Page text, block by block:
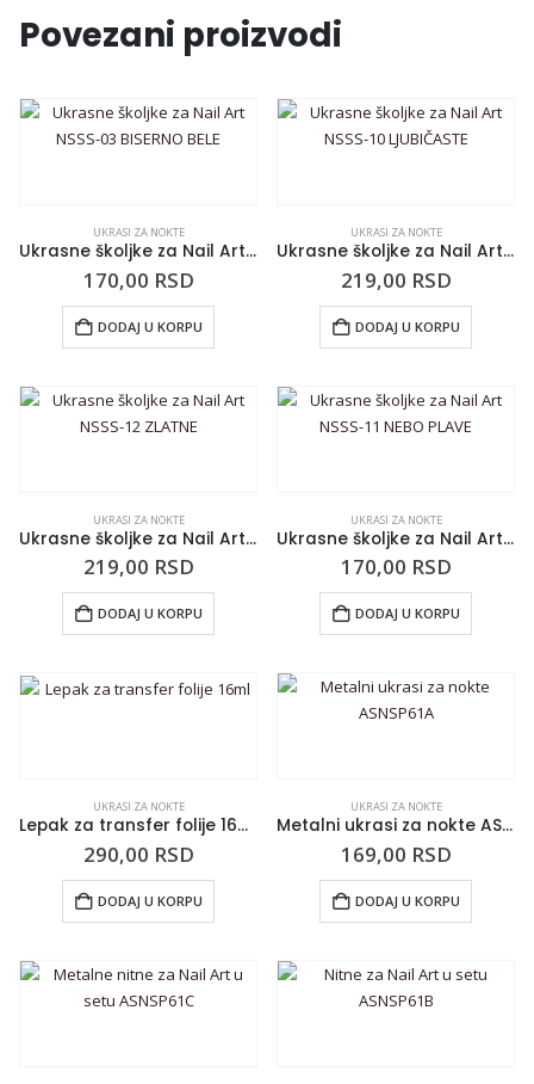
Povezani proizvodi
UKRASI ZA NOKTE
Ukrasne školjke za Nail Art NSSS-03 BISERNO BELE
170,00 RSD
DODAJ U KORPU
UKRASI ZA NOKTE
Ukrasne školjke za Nail Art NSSS-10 LJUBIČASTE
219,00 RSD
DODAJ U KORPU
UKRASI ZA NOKTE
Ukrasne školjke za Nail Art NSSS-12 ZLATNE
219,00 RSD
DODAJ U KORPU
UKRASI ZA NOKTE
Ukrasne školjke za Nail Art NSSS-11 NEBO PLAVE
170,00 RSD
DODAJ U KORPU
UKRASI ZA NOKTE
Lepak za transfer folije 16ml
290,00 RSD
DODAJ U KORPU
UKRASI ZA NOKTE
Metalni ukrasi za nokte ASNSP61A
169,00 RSD
DODAJ U KORPU